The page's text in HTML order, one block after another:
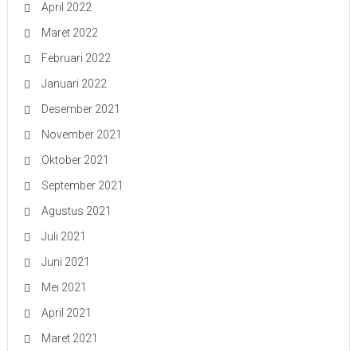
April 2022
Maret 2022
Februari 2022
Januari 2022
Desember 2021
November 2021
Oktober 2021
September 2021
Agustus 2021
Juli 2021
Juni 2021
Mei 2021
April 2021
Maret 2021